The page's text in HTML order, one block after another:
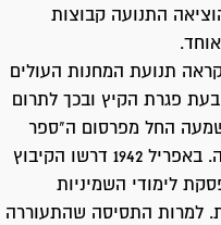
לעלייה אל ההגשמה. מ - 1931 הוציאה התנועה קבוצות
שנות המרד הערבי (1939-1936) קראה תנועת המחנות העולים
פגרת הקיץ ובכך לתרום
החל מפרסום ה"ספר
הלבן" ובמהלך מלחמת העולם השנייה. באפריל 1942 דרשו הקיבוץ
לימודי השמיניות
למרות התסיסה שהתעוררה